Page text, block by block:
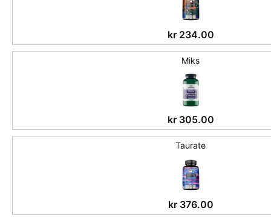
kr234.00
Miks
kr305.00
Taurate
kr376.00